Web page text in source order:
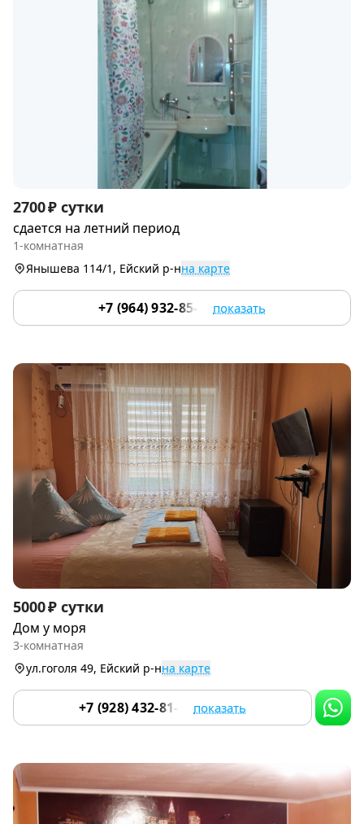
Item
1
of
2700 ₽ сутки
сдается на летний период
1-комнатная
Янышева 114/1, Ейский р-нна карте
+7 (964) 932-85-57 показать
Item
1
of
5000 ₽ сутки
Дом у моря
3-комнатная
ул.гоголя 49, Ейский р-нна карте
+7 (928) 432-81-79 показать